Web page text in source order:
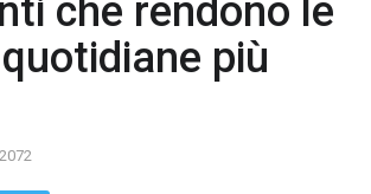
che rendono le
più
2072